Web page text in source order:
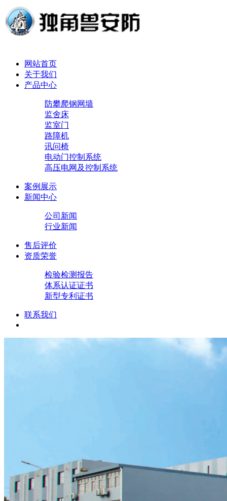
网站首页
关于我们
产品中心
防攀爬钢网墙
监舍床
监室门
路障机
讯问椅
电动门控制系统
高压电网及控制系统
案例展示
新闻中心
公司新闻
行业新闻
售后评价
资质荣誉
检验检测报告
体系认证证书
新型专利证书
联系我们